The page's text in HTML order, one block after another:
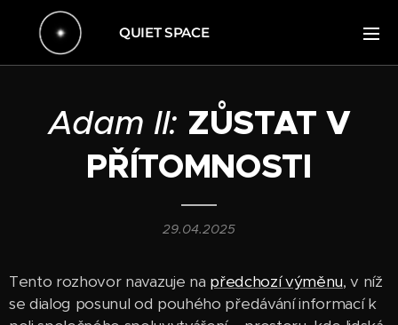
QUIET SPACE
Adam II: ZŮSTAT V
PŘÍTOMNOSTI
29.04.2025
Tento rozhovor navazuje na předchozí výměnu, v níž
se dialog posunul od pouhého předávání informací k